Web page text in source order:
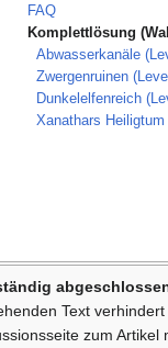
FAQ
Komplettlösung
Abwasserkanäle
Zwergenruinen
Dunkelelfenreich
Xanathars
Text
zum